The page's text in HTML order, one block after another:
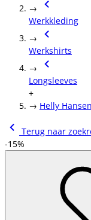
→
Werkkleding
→
Werkshirts
→
Longsleeves
+
→ Helly
Terug naar
-15%